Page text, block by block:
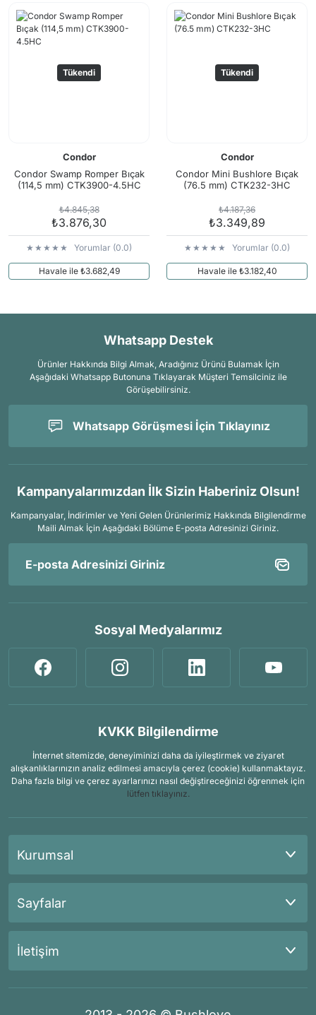
Tükendi
Condor
Condor Swamp Romper Bıçak
(114,5 mm) CTK3900-4.5HC
₺4.845,38
₺3.876,30
Yorumlar (0.0)
Havale ile ₺3.682,49
Tükendi
Condor
Condor Mini Bushlore Bıçak
(76.5 mm) CTK232-3HC
₺4.187,36
₺3.349,89
Yorumlar (0.0)
Havale ile ₺3.182,40
Whatsapp Destek
Ürünler Hakkında Bilgi Almak, Aradığınız Ürünü Bulamak İçin
Aşağıdaki Whatsapp Butonuna Tıklayarak Müşteri Temsilciniz ile
Görüşebilirsiniz.
Whatsapp Görüşmesi İçin Tıklayınız
Kampanyalarımızdan İlk Sizin Haberiniz Olsun!
Kampanyalar, İndirimler ve Yeni Gelen Ürünlerimiz Hakkında Bilgilendirme
Maili Almak İçin Aşağıdaki Bölüme E-posta Adresinizi Giriniz.
Sosyal Medyalarımız
KVKK Bilgilendirme
İnternet sitemizde, deneyiminizi daha da iyileştirmek ve ziyaret
alışkanlıklarınızın analiz edilmesi amacıyla çerez (cookie) kullanmaktayız.
Daha fazla bilgi ve çerez ayarlarınızı nasıl değiştireceğinizi öğrenmek için
lütfen tıklayınız.
Kurumsal
Sayfalar
İletişim